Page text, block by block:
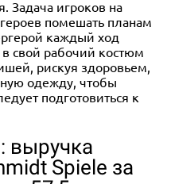
Задача игроков на
помешать планам
каждый ход
свой рабочий костюм
рискуя здоровьем,
одежду, чтобы
подготовиться к
выручка
Spiele за